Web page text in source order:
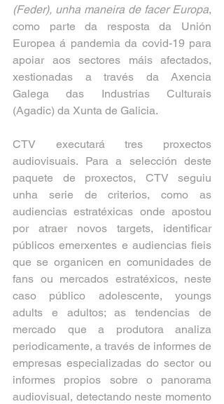
(Feder), unha maneira de facer Europa,
como parte da resposta da Unión
Europea á pandemia da covid-19 para
apoiar aos sectores máis afectados,
xestionadas a través da Axencia
Galega das Industrias Culturais
(Agadic) da Xunta de Galicia.
CTV executará tres proxectos
audiovisuais. Para a selección deste
paquete de proxectos, CTV seguiu
unha serie de criterios, como as
audiencias estratéxicas onde apostou
por atraer novos targets, identificar
públicos emerxentes e audiencias fieis
que se organicen en comunidades de
fans ou mercados estratéxicos, neste
caso público adolescente, youngs
adults e adultos; as tendencias de
mercado que a produtora analiza
periodicamente, a través de informes de
empresas especializadas do sector ou
informes propios sobre o panorama
audiovisual, detectando neste momento